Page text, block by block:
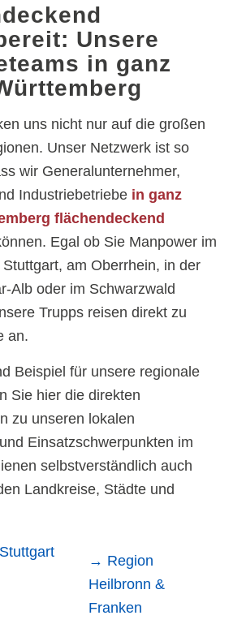
Unsere
in ganz
uns nicht nur auf die großen
Unser Netzwerk ist so
wir Generalunternehmer,
Industriebetriebe in ganz
flächendeckend
Egal ob Sie Manpower im
am Oberrhein, in der
Alb oder im Schwarzwald
Trupps reisen direkt zu
an.
Beispiel für unsere regionale
Sie hier die direkten
zu unseren lokalen
Einsatzschwerpunkten im
selbstverständlich auch
Landkreise, Städte und
→ Region
Heilbronn &
Franken